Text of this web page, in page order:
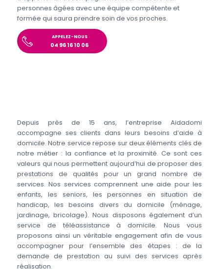
personnes âgées avec une équipe compétente et
formée qui saura prendre soin de vos proches.
APPELEZ-NOUS
04 96 16 10 06
Depuis près de 15 ans, l’entreprise Aidadomi
accompagne ses clients dans leurs besoins d’aide à
domicile. Notre service repose sur deux éléments clés de
notre métier : la confiance et la proximité. Ce sont ces
valeurs qui nous permettent aujourd’hui de proposer des
prestations de qualités pour un grand nombre de
services. Nos services comprennent une aide pour les
enfants, les seniors, les personnes en situation de
handicap, les besoins divers du domicile (ménage,
jardinage, bricolage). Nous disposons également d’un
service de téléassistance à domicile. Nous vous
proposons ainsi un véritable engagement afin de vous
accompagner pour l’ensemble des étapes : de la
demande de prestation au suivi des services après
réalisation.